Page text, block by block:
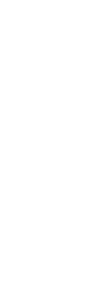
spracovanie mimo
idete na
dlhšie čakať,
od pripísaní
za výrobu mimo